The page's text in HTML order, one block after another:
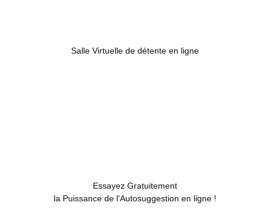
Salle Virtuelle de détente en ligne
Essayez Gratuitement
la Puissance de l'Autosuggestion en ligne !